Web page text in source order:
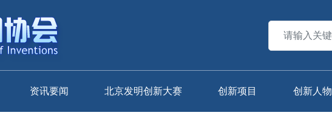
资讯要闻 北京发明创新大赛 创新项目 创新人物